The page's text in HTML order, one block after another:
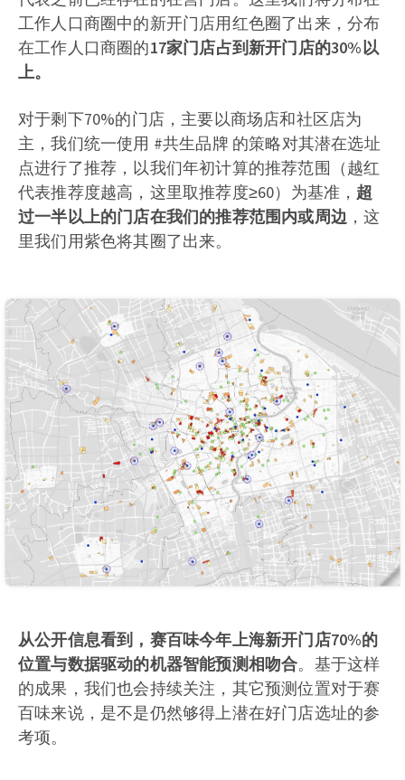
工作人口商圈中的新开门店用红色圈了出来，分布
在工作人口商圈的17家门店占到新开门店的30%以
上。
对于剩下70%的门店，主要以商场店和社区店为
主，我们统一使用 #共生品牌 的策略对其潜在选址
点进行了推荐，以我们年初计算的推荐范围（越红
代表推荐度越高，这里取推荐度≥60）为基准， 超
过一半以上的门店在我们的推荐范围内或周边 ，这
里我们用紫色将其圈了出来。
从公开信息看到，赛百味今年上海新开门店70%的
位置与数据驱动的机器智能预测相吻合。基于这样
的成果，我们也会持续关注，其它预测位置对于赛
百味来说，是不是仍然够得上潜在好门店选址的参
考项。